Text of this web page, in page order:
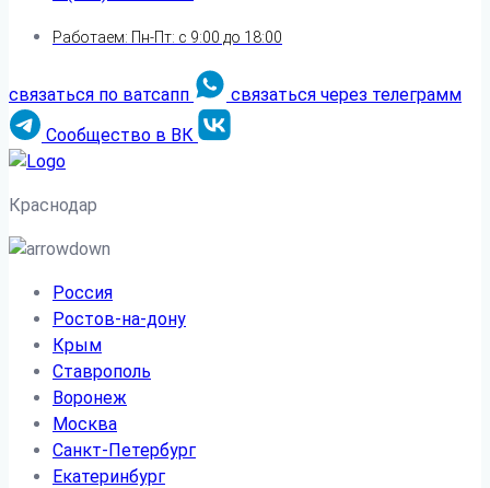
Работаем: Пн-Пт: с 9:00 до 18:00
связаться по ватсапп
связаться через телеграмм
Сообщество в ВК
Краснодар
Россия
Ростов-на-дону
Крым
Ставрополь
Воронеж
Москва
Санкт-Петербург
Екатеринбург